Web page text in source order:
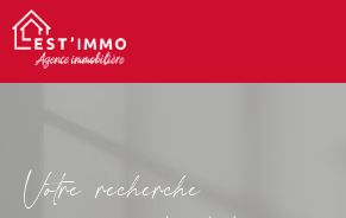
Votre recherche